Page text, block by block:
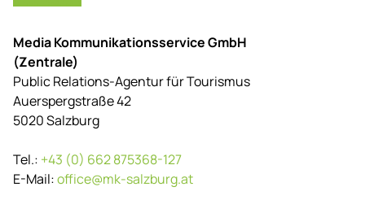
Media Kommunikationsservice GmbH
(Zentrale)
Public Relations-Agentur für Tourismus
Auerspergstraße 42
5020 Salzburg
Tel.: +43 (0) 662 875368-127
E-Mail:office@mk-salzburg.at